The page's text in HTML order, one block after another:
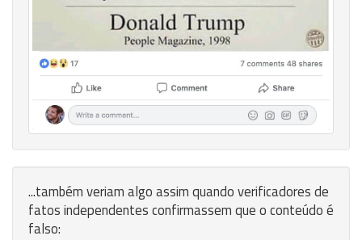
...também veriam algo assim quando verificadores de
fatos independentes confirmassem que o conteúdo é
falso: